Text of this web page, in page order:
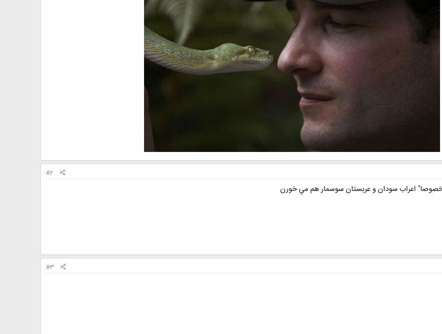
#2
اعراب سودان و عربستان سوسمار هم مي خورن
#3